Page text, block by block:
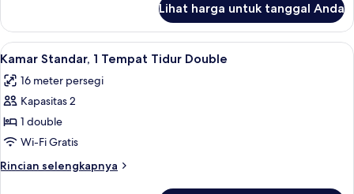
Twin
Kamar
Standar,
2
Tidur
Twin
Lihat harga untuk tanggal Anda
Lihat
semua
foto
untuk
Kamar
Standar,
1
Tempat
Seprai premium, meja kerja, tirai
9
Kamar Standar, 1 Tempat Tidur Double
16 meter persegi
Kapasitas 2
1 double
Wi-Fi Gratis
Rincian selengkapnya
Rincian